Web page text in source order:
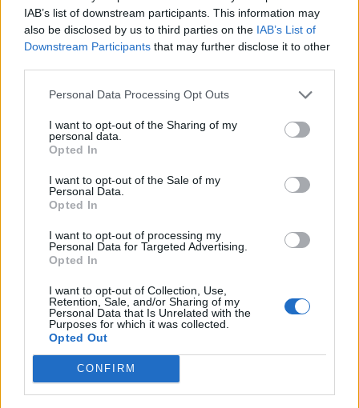
IAB’s list of downstream participants. This information may
also be disclosed by us to third parties on the IAB’s List of
Downstream Participants that may further disclose it to other
Personal Data Processing Opt Outs
I want to opt-out of the Sharing of my
personal data.
Opted In
I want to opt-out of the Sale of my
Personal Data.
Opted In
I want to opt-out of processing my
Personal Data for Targeted Advertising.
Opted In
I want to opt-out of Collection, Use,
Retention, Sale, and/or Sharing of my
Personal Data that Is Unrelated with the
Purposes for which it was collected.
Opted Out
CONFIRM
M
U E R
A
R
E U M
A
U M
A
U R
A
E M
R D
E
R M
R E
A
A D
E
D
A
U D A
R
E R
M
U R A D